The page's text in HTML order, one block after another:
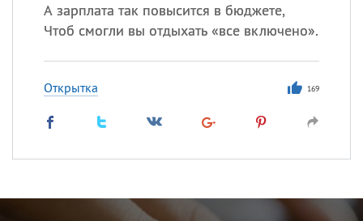
А зарплата так повысится в бюджете,
Чтоб смогли вы отдыхать «все включено».
Открытка 169